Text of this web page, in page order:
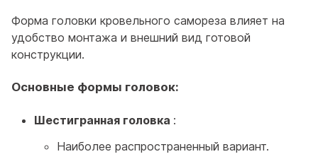
Форма головки кровельного самореза влияет на
удобство монтажа и внешний вид готовой
конструкции.
Основные формы головок:
Шестигранная головка :
Наиболее распространенный вариант.